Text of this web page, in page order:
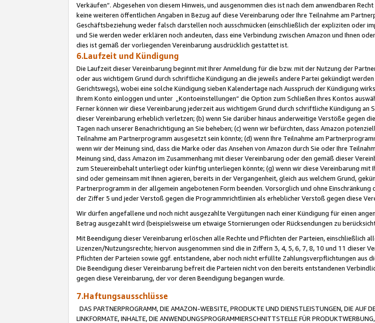
Verkäufen“. Abgesehen von diesem Hinweis, und ausgenommen dies ist nach dem anwendbaren
keine weiteren öffentlichen Angaben in Bezug auf diese Vereinbarung oder Ihre Teilnahme am
Geschäftsbeziehung weder falsch darstellen noch ausschmücken (einschließlich der expliziten oder
und Sie werden weder erklären noch andeuten, dass eine Verbindung zwischen Amazon und Ihnen
dies ist gemäß der vorliegenden Vereinbarung ausdrücklich gestattet ist.
6.Laufzeit und Kündigung
Die Laufzeit dieser Vereinbarung beginnt mit Ihrer Anmeldung für die bzw. mit der Nutzung der
oder aus wichtigem Grund durch schriftliche Kündigung an die jeweils andere Partei gekündigt
Gerichtswegs), wobei eine solche Kündigung sieben Kalendertage nach Ausspruch der Kündigung
Ihrem Konto einloggen und unter „Kontoeinstellungen“ die Option zum Schließen Ihres Kontos
Ferner können wir diese Vereinbarung jederzeit aus wichtigem Grund durch schriftliche Kündigung
dieser Vereinbarung erheblich verletzen; (b) wenn Sie darüber hinaus anderweitige Verstöße gegen
Tagen nach unserer Benachrichtigung an Sie beheben; (c) wenn wir befürchten, dass Amazon
Teilnahme am Partnerprogramm ausgesetzt sein könnte; (d) wenn Ihre Teilnahme am
wenn wir der Meinung sind, dass die Marke oder das Ansehen von Amazon durch Sie oder Ihre
Meinung sind, dass Amazon im Zusammenhang mit dieser Vereinbarung oder den gemäß dieser
zum Steuereinbehalt unterliegt oder künftig unterliegen könnte; (g) wenn wir diese Vereinbarung mit
sind oder gemeinsam mit Ihnen agieren, bereits in der Vergangenheit, gleich aus welchem Grund,
Partnerprogramm in der allgemein angebotenen Form beenden. Vorsorglich und ohne
der Ziffer 5 und jeder Verstoß gegen die Programmrichtlinien als erheblicher Verstoß gegen diese
Wir dürfen angefallene und noch nicht ausgezahlte Vergütungen nach einer Kündigung für einen
Betrag ausgezahlt wird (beispielsweise um etwaige Stornierungen oder Rücksendungen zu
Mit Beendigung dieser Vereinbarung erlöschen alle Rechte und Pflichten der Parteien, einschließlich
Lizenzen/Nutzungsrechte; hiervon ausgenommen sind die in Ziffern 3, 4, 5, 6, 7, 8, 10 und 11 dieser
Pflichten der Parteien sowie ggf. entstandene, aber noch nicht erfüllte Zahlungsverpflichtungen aus
Die Beendigung dieser Vereinbarung befreit die Parteien nicht von den bereits entstandenen
gegen diese Vereinbarung, der vor deren Beendigung begangen wurde.
7.Haftungsausschlüsse
DAS PARTNERPROGRAMM, DIE AMAZON-WEBSITE, PRODUKTE UND DIENSTLEISTUNGEN, DIE AUF
LINKFORMATE, INHALTE, DIE ANWENDUNGSPROGRAMMIERSCHNITTSTELLE FÜR